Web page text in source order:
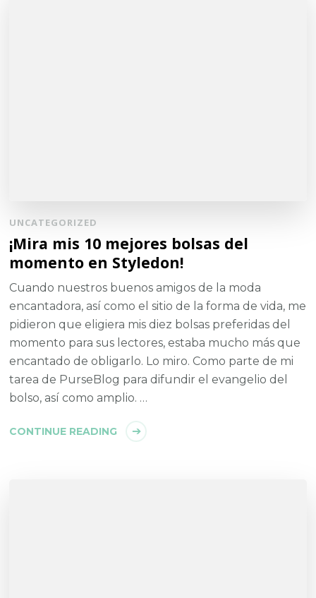
UNCATEGORIZED
¡Mira mis 10 mejores bolsas del
momento en Styledon!
Cuando nuestros buenos amigos de la moda
encantadora, así como el sitio de la forma de vida, me
pidieron que eligiera mis diez bolsas preferidas del
momento para sus lectores, estaba mucho más que
encantado de obligarlo. Lo miro. Como parte de mi
tarea de PurseBlog para difundir el evangelio del
bolso, así como amplio. …
CONTINUE READING